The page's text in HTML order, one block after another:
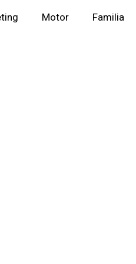
Motor Familia